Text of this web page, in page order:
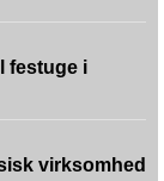
festuge i
virksomhed